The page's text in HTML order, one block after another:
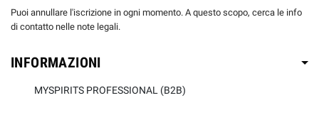
Puoi annullare l'iscrizione in ogni momento. A questo scopo, cerca le info
di contatto nelle note legali.
INFORMAZIONI
MYSPIRITS PROFESSIONAL (B2B)